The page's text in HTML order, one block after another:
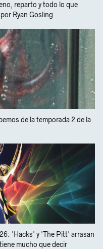
reparto y todo lo que
Ryan Gosling
de la temporada 2 de la
'Hacks' y 'The Pitt' arrasan
mucho que decir